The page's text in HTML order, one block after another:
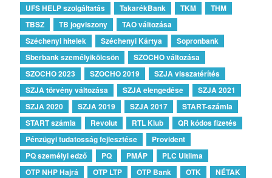
UFS HELP szolgáltatás
TakarékBank TKM
THM
TBSZ
TB jogviszony
TAO változása
Széchenyi hitelek
Széchenyi Kártya
Sopronbank
Sberbank személyikölcsön
SZOCHO változása
SZOCHO 2023
SZOCHO 2019
SZJA visszatérítés
SZJA törvény változása
SZJA elengedése
SZJA 2021
SZJA 2020
SZJA 2019 SZJA 2017
START-számla
START számla
Revolut RTL Klub
QR kódos fizetés
Pénzügyi tudatosság fejlesztése
Provident
PQ személyi edző
PQ PMÁP
PLC Ultlima
OTP NHP Hajrá
OTP LTP OTP Bank OTK
NÉTAK